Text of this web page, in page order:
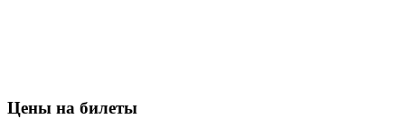
Цены на билеты